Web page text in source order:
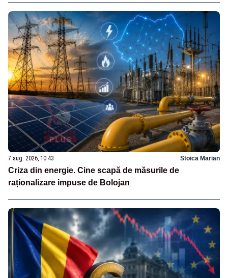
7 aug. 2026, 10:43 Stoica Marian
Criza din energie. Cine scapă de măsurile de
raționalizare impuse de Bolojan